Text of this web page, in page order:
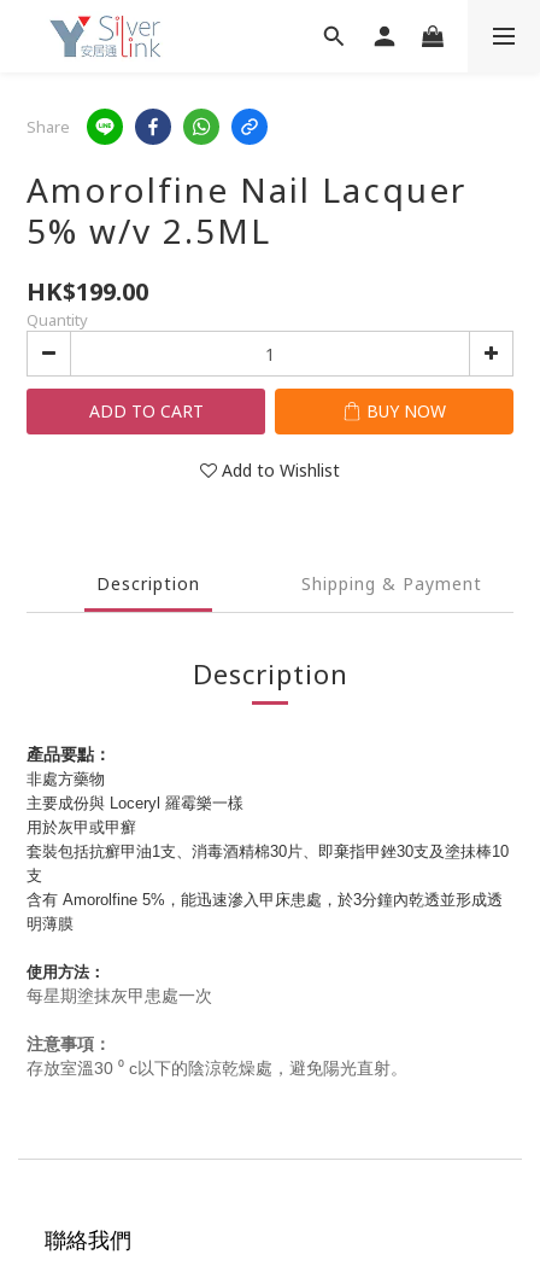
Share
Amorolfine Nail Lacquer
5% w/v 2.5ML
HK$199.00
Quantity
ADD TO CART BUY NOW
Add to Wishlist
Description Shipping & Payment
Description
產品要點：
非處方藥物
主要成份與 Loceryl 羅霉樂一樣
用於灰甲或甲癬
套裝包括抗癬甲油1支、消毒酒精棉30片、即棄指甲銼30支及塗抺棒10
支
含有 Amorolfine 5%，能迅速滲入甲床患處，於3分鐘內乾透並形成透
明薄膜
使用方法：
每星期塗抹灰甲患處一次
注意事項：
存放室溫30 ⁰ c以下的陰涼乾燥處，避免陽光直射。
聯絡我們